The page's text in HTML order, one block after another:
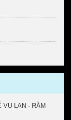
VU LAN - RẰM